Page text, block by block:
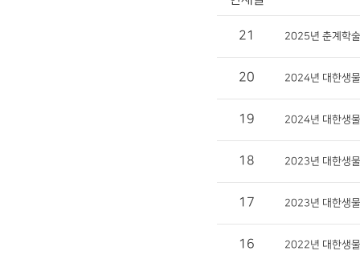
21 2025년 춘계학
20 2024년 대한생
19 2024년 대한생
18 2023년 대한생
17 2023년 대한생
16 2022년 대한생